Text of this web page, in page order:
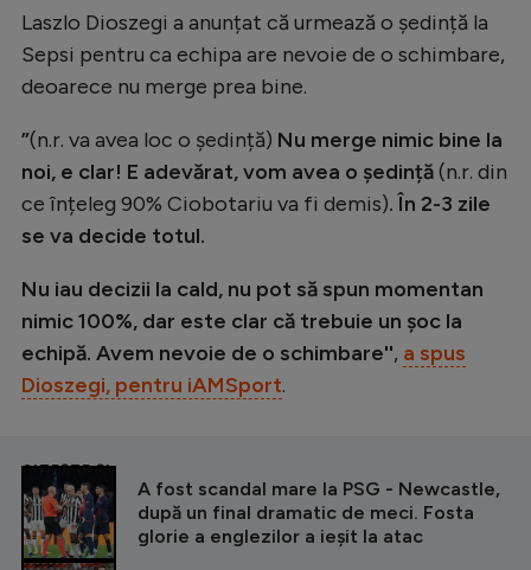
Laszlo Dioszegi a anunțat că urmează o ședință la
Sepsi pentru ca echipa are nevoie de o schimbare,
deoarece nu merge prea bine.
”(n.r. va avea loc o ședință) Nu merge nimic bine la
noi, e clar! E adevărat, vom avea o ședință(n.r. din
ce înțeleg 90% Ciobotariu va fi demis). În 2-3 zile
se va decide totul.
Nu iau decizii la cald, nu pot să spun momentan
nimic 100%, dar este clar că trebuie un șoc la
echipă. Avem nevoie de o schimbare'', a spus
Dioszegi, pentru iAMSport.
CITEȘTE ȘI
A fost scandal mare la PSG - Newcastle,
după un final dramatic de meci. Fosta
glorie a englezilor a ieșit la atac